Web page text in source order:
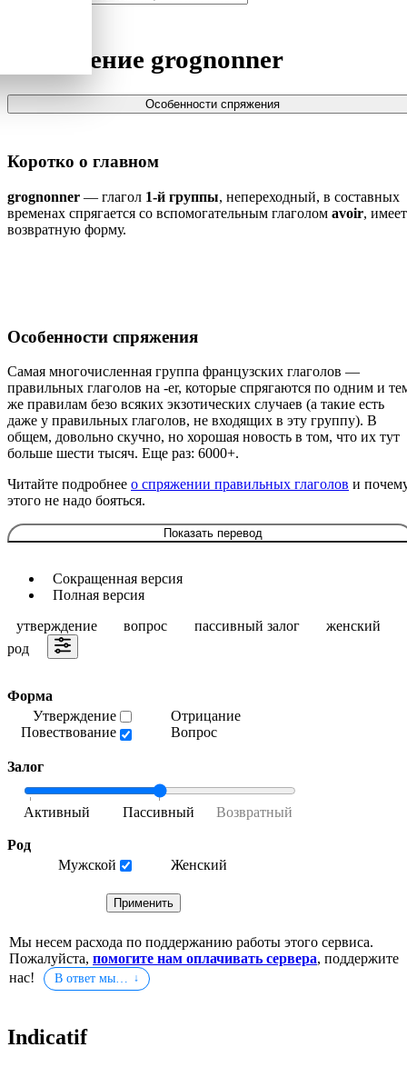
Спряжение grognonner
Особенности спряжения
Коротко о главном
grognonner — глагол 1-й группы, непереходный, в составных
временах спрягается со вспомогательным глаголом avoir, имеет
возвратную форму.
Особенности спряжения
Самая многочисленная группа французских глаголов —
правильных глаголов на -er, которые спрягаются по одним и
же правилам безо всяких экзотических случаев (а такие есть
даже у правильных глаголов, не входящих в эту группу). В
общем, довольно скучно, но хорошая новость в том, что их тут
больше шести тысяч. Еще раз: 6000+.
Читайте подробнее о спряжении правильных глаголов и
этого не надо бояться.
Показать перевод
Сокращенная версия
Полная версия
утверждение
вопрос пассивный залог
женский
род
Форма
Утверждение
Повествование
Отрицание
Вопрос
Залог
Род
Мужской
Женский
Мы несем расхода по поддержанию работы этого сервиса.
Пожалуйста, помогите нам оплачивать сервера, поддержите
нас!
В ответ мы…
Indicatif